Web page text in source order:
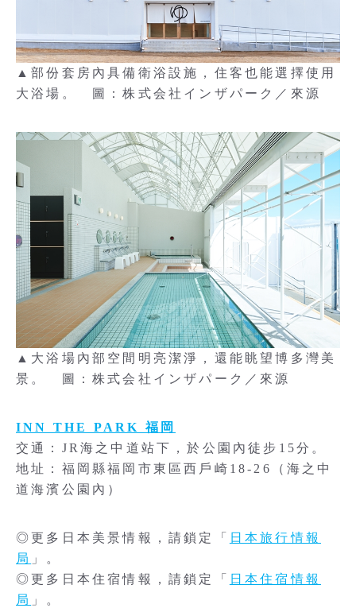
▲部份套房內具備衛浴設施，住客也能選擇使用
大浴場。 圖：株式会社インザパーク／來源
▲大浴場內部空間明亮潔淨，還能眺望博多灣美
景。 圖：株式会社インザパーク／來源
INN THE PARK 福岡
交通：JR海之中道站下，於公園內徒步15分。
地址：福岡縣福岡市東區西戶崎18-26（海之中
道海濱公園內）
◎更多日本美景情報，請鎖定「
日本旅行情報
局 」。
◎更多日本住宿情報，請鎖定「
日本住宿情報
局 」。